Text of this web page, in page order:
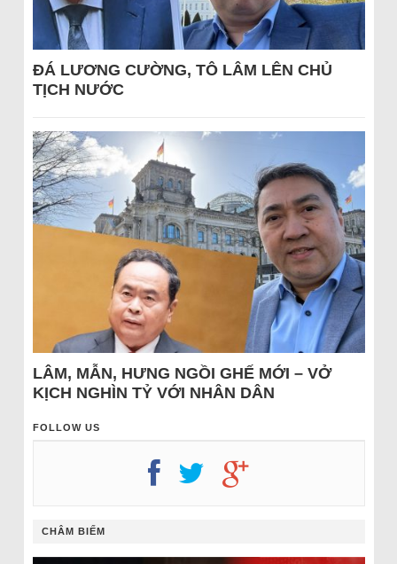
ĐÁ LƯƠNG CƯỜNG, TÔ LÂM LÊN CHỦ
TỊCH NƯỚC
LÂM, MẪN, HƯNG NGỒI GHẾ MỚI – VỞ
KỊCH NGHÌN TỶ VỚI NHÂN DÂN
FOLLOW US
CHÂM BIẾM